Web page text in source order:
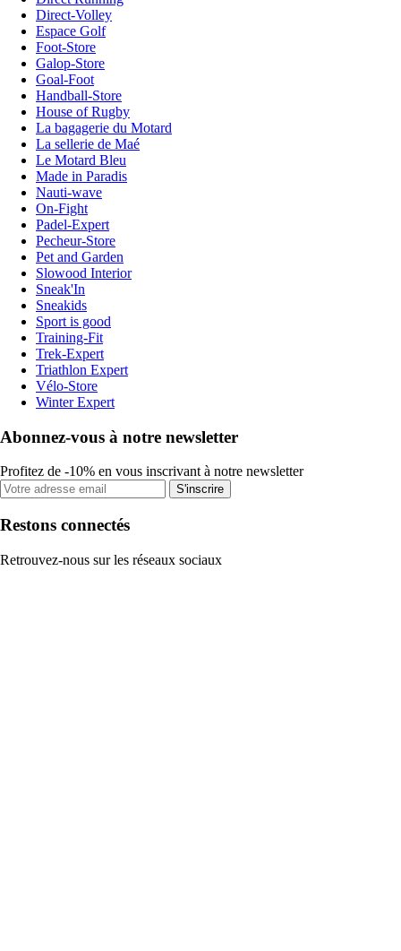
Direct-Volley
Espace Golf
Foot-Store
Galop-Store
Goal-Foot
Handball-Store
House of Rugby
La bagagerie du Motard
La sellerie de Maé
Le Motard Bleu
Made in Paradis
Nauti-wave
On-Fight
Padel-Expert
Pecheur-Store
Pet and Garden
Slowood Interior
Sneak'In
Sneakids
Sport is good
Training-Fit
Trek-Expert
Triathlon Expert
Vélo-Store
Winter Expert
Abonnez-vous à notre newsletter
Profitez de -10% en vous inscrivant à notre newsletter
S'inscrire
Restons connectés
Retrouvez-nous sur les réseaux sociaux